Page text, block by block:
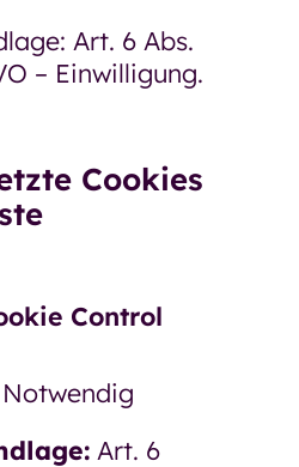
Art. 6 Abs.
– Einwilligung.
Cookies
Control
Art. 6